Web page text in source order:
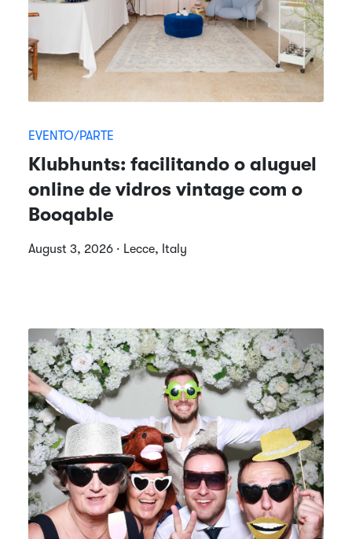
EVENTO/PARTE
Klubhunts: facilitando o aluguel
online de vidros vintage com o
Booqable
August 3, 2026 · Lecce, Italy